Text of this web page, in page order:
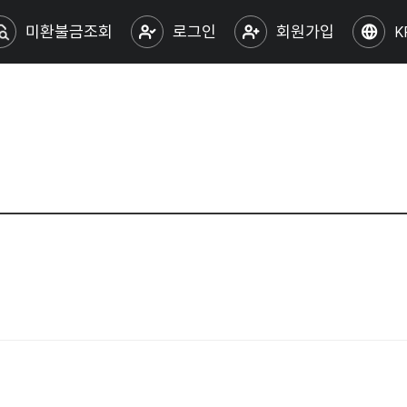
미환불금조회 로그인 회원가입